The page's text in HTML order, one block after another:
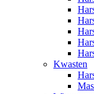
Kwasten